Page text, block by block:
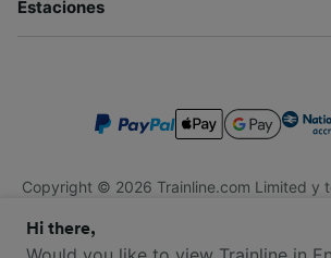
Estaciones
Copyright © 2026 Trainline.com Limited y
Trainline.com Limited está registrada en
Compañía No. 3846791. Dirección: 1
Hi there,